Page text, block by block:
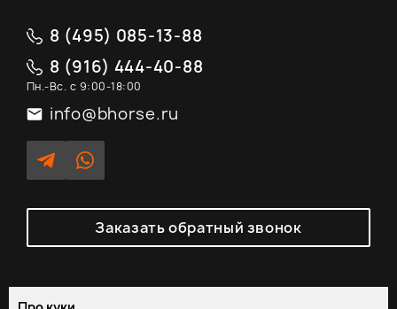
8 (495) 085-13-88
8 (916) 444-40-88
Пн.-Вс. с 9:00-18:00
info@bhorse.ru
Заказать обратный звонок
Политика обработки персональных данных